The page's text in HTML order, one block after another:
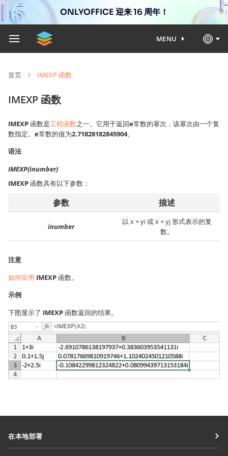
ONLYOFFICE 迎来 16 周年！
MENU
首页 IMEXP 函数
IMEXP 函数
IMEXP函数是工程函数之一。它用于返回e常数的幂次，该幂次由一个复
数指定。 e常数的值为2.71828182845904。
语法
IMEXP(inumber)
IMEXP函数具有以下参数：
参数 描述
inumber
以 x + yi 或 x + yj 形式表示的复
数。
注意
如何应用 IMEXP函数。
示例
下图显示了 IMEXP函数返回的结果。
在本地部署